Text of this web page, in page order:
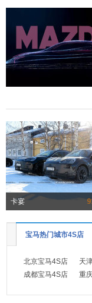
卡宴
宝马热门城市4S店
北京宝马4S店 天
成都宝马4S店
重